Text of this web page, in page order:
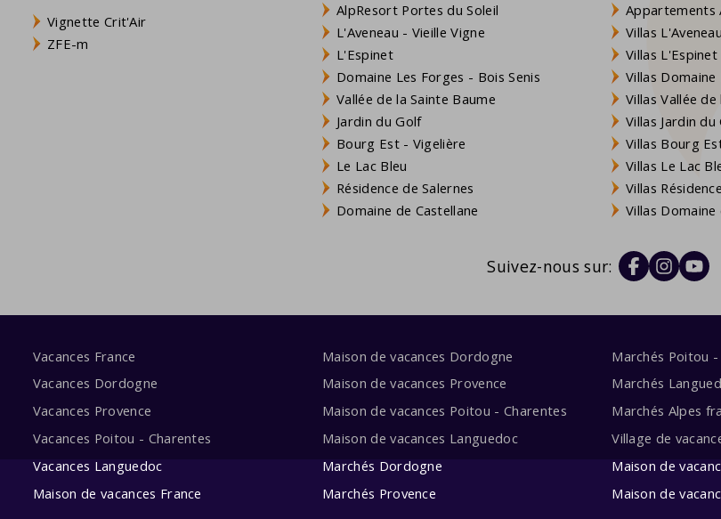
Vignette Crit'Air
ZFE-m
AlpResort Portes du Soleil
L'Aveneau - Vieille Vigne
L'Espinet
Domaine Les Forges - Bois Senis
Vallée de la Sainte Baume
Jardin du Golf
Bourg Est - Vigelière
Le Lac Bleu
Résidence de Salernes
Domaine de Castellane
Appartements
Villas
Villas L'Espinet
Villas Domaine
Villas Vallée
Villas Jardin du
Villas Bourg
Villas Le Lac
Villas
Villas Domaine
Suivez-nous sur:
Vacances France
Vacances Dordogne
Vacances Provence
Vacances Poitou - Charentes
Vacances Languedoc
Maison de vacances France
Maison de vacances Dordogne
Maison de vacances Provence
Maison de vacances Poitou - Charentes
Maison de vacances Languedoc
Marchés Dordogne
Marchés Provence
Marchés Poitou
Marchés
Marchés Alpes
Village de
Maison de
Maison de